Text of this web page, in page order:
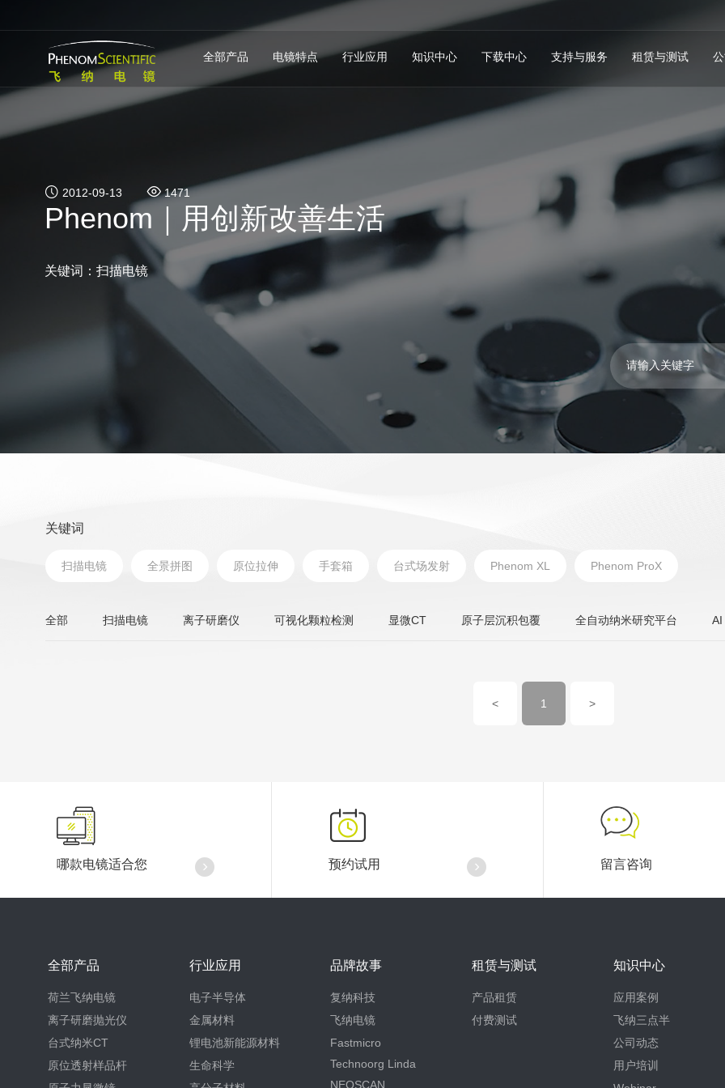
全部产品 电镜特点 行业应用 知识中心 下载中心 支持与服务 租赁与测试
2012-09-13 1471
Phenom｜用创新改善生活
关键词：扫描电镜
关键词
扫描电镜 全景拼图 原位拉伸 手套箱 台式场发射 Phenom XL Phenom ProX
全部 扫描电镜 离子研磨仪 可视化颗粒检测 显微CT 原子层沉积包覆 全自动纳米研究平台
< 1 >
哪款电镜适合您 预约试用 留言咨询
全部产品
荷兰飞纳电镜
离子研磨抛光仪
台式纳米CT
原位透射样品杆
行业应用
电子半导体
金属材料
锂电池新能源材料
生命科学
品牌故事
复纳科技
飞纳电镜
Fastmicro
Technoorg Linda
NEOSCAN
租赁与测试
产品租赁
付费测试
知识中心
应用案例
飞纳三点半
公司动态
用户培训